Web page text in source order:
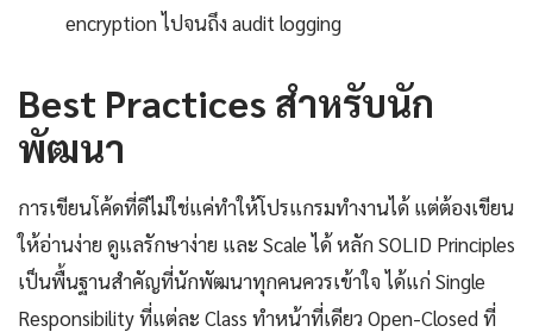
encryption ไปจนถึง audit logging
Best Practices สำหรับนัก
พัฒนา
การเขียนโค้ดที่ดีไม่ใช่แค่ทำให้โปรแกรมทำงานได้ แต่ต้องเขียน
ให้อ่านง่าย ดูแลรักษาง่าย และ Scale ได้ หลัก SOLID Principles
เป็นพื้นฐานสำคัญที่นักพัฒนาทุกคนควรเข้าใจ ได้แก่ Single
Responsibility ที่แต่ละ Class ทำหน้าที่เดียว Open-Closed ที่